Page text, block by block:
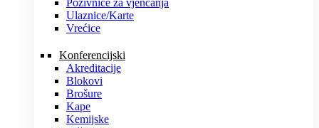
Pozivnice za vjenčanja
Ulaznice/Karte
Vrećice
Konferencijski
Akreditacije
Blokovi
Brošure
Kape
Kemijske